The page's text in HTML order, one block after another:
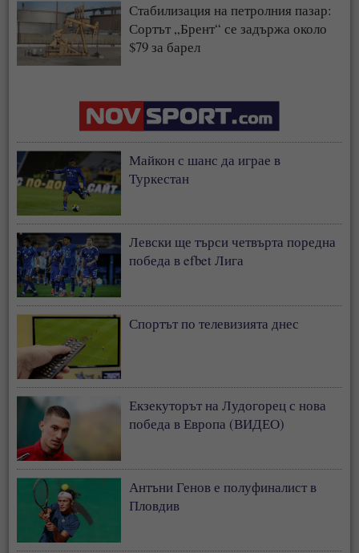
Стабилизация на петролния пазар:
Сортът „Брент“ се задържа около
$79 за барел
Майкон с шанс да играе в
Туркестан
Левски ще търси четвърта поредна
победа в efbet Лига
Спортът по телевизията днес
Екзекуторът на Лудогорец с нова
победа в Европа (ВИДЕО)
Антъни Генов е полуфиналист в
Пловдив